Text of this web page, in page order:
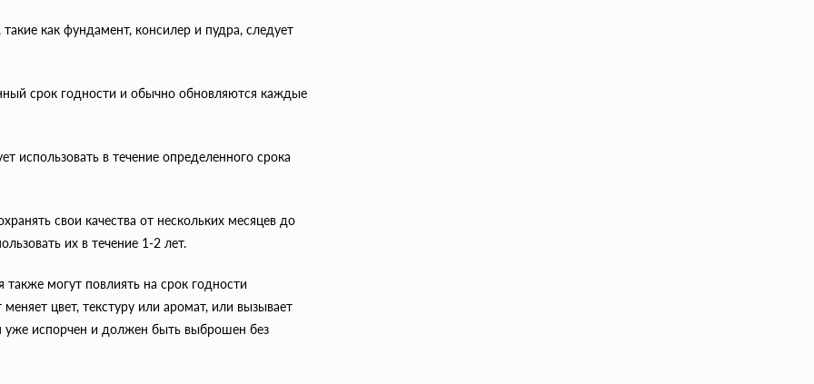
как фундамент, консилер и пудра, следует
срок годности и обычно обновляются каждые
использовать в течение определенного срока
свои качества от нескольких месяцев до
их в течение 1-2 лет.
могут повлиять на срок годности
цвет, текстуру или аромат, или вызывает
уже испорчен и должен быть выброшен без